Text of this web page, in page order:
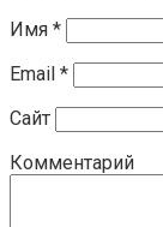
Имя *
Email *
Сайт
Комментарий